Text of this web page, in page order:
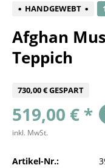
HANDGEWEBT
Afghan
Teppich
730,00 € GESPART
519,00 € *
inkl. MwSt.
Artikel-Nr.: